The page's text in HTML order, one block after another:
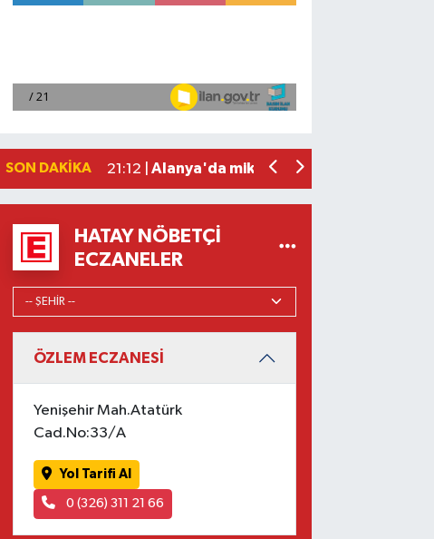
SON DAKIKA
2026 Air Badminton Türkiye
21:12 | Alanya'da mikroplastik kirliliği
HATAY NÖBETÇI
ECZANELER
ÖZLEM ECZANESİ
Yenişehir Mah.Atatürk
Cad.No:33/A
Yol Tarifi Al
0 (326) 311 21 66